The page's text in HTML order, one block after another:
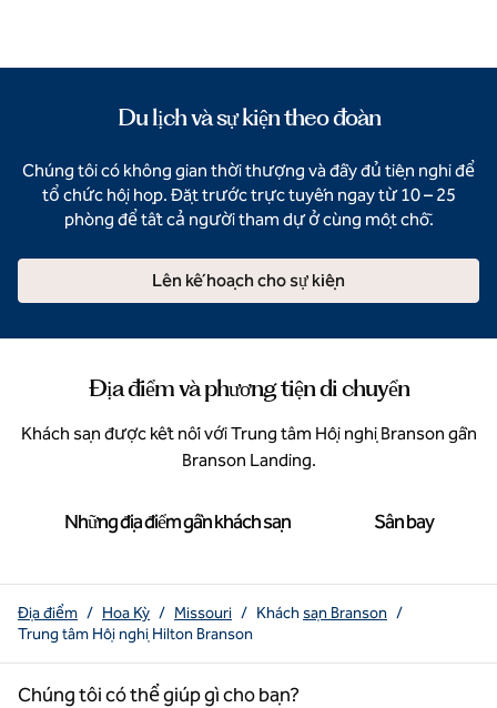
Du lịch và sự kiện theo đoàn
Chúng tôi có không gian thời thượng và đầy đủ tiện nghi để
tổ chức hội họp. Đặt trước trực tuyến ngay từ 10 – 25
phòng để tất cả người tham dự ở cùng một chỗ.
Lên kế hoạch cho sự kiện
Địa điểm và phương tiện di chuyển
Khách sạn được kết nối với Trung tâm Hội nghị Branson gần
Branson Landing.
Những địa điểm gần khách sạn Sân bay
Địa điểm / Hoa Kỳ / Missouri / Kháchsạn Branson /
Trung tâm Hội nghị Hilton Branson
Chúng tôi có thể giúp gì cho bạn?